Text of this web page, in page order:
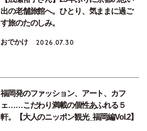
出の老舗旅館へ。ひとり、気ままに過ご
す旅のたのしみ。
おでかけ 2026.07.30
福岡発のファッション、アート、カフ
ェ……こだわり満載の個性あふれる５
軒。【大人のニッポン観光_福岡編Vol.2】